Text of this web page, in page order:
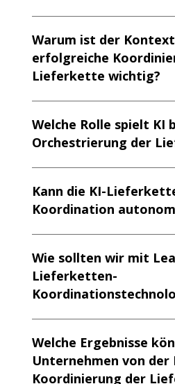
Warum ist der
erfolgreiche
Lieferkette wichtig?
Welche Rolle spielt KI
Orchestrierung der
Kann die KI-
Koordination
Wie sollten wir mit
Lieferketten-
Welche Ergebnisse
Unternehmen von der
Koordinierung der